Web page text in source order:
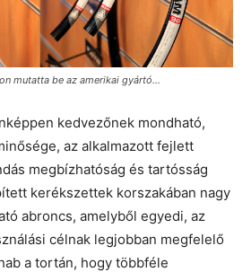
mutatta be az amerikai gyártó…
kedvezőnek mondható,
az alkalmazott fejlett
megbízhatóság és tartósság
kerékszettek korszakában nagy
abroncs, amelyből egyedi, az
célnak legjobban megfelelő
a tortán, hogy többféle